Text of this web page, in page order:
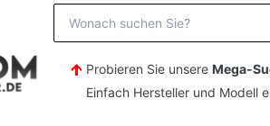
Probieren Sie unsere Mega-
Einfach Hersteller und Modell